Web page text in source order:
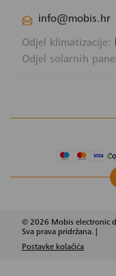
info@mobis.hr
Odjel klimatizacije:
Odjel solarnih
© 2026 Mobis electronic
Sva prava pridržana. |
Postavke kolačića